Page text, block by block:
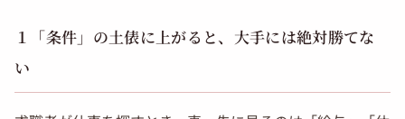
１「条件」の土俵に上がると、大手には絶対勝てな
い